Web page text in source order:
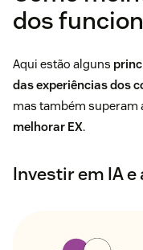
dos
Aqui estão alguns
das experiências dos
mas também superam
melhorar EX.
Investir em IA